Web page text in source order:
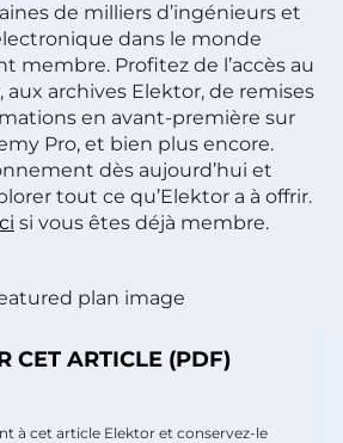
de milliers d’ingénieurs et
dans le monde
membre. Profitez de l’accès au
aux archives Elektor, de remises
en avant-première sur
Pro, et bien plus encore.
dès aujourd’hui et
tout ce qu’Elektor a à offrir.
si vous êtes déjà membre.
CET ARTICLE (PDF)
à cet article Elektor et conservez-le